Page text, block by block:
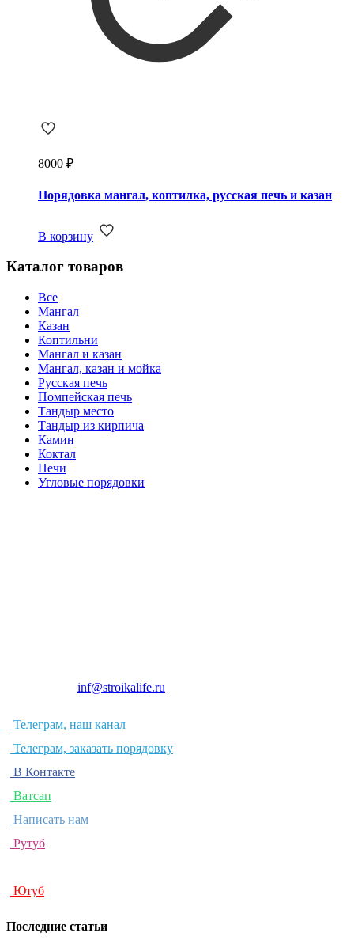
8000 ₽
Порядовка мангал, коптилка, русская печь и казан
В корзину
Каталог товаров
Все
Мангал
Казан
Коптильни
Мангал и казан
Мангал, казан и мойка
Русская печь
Помпейская печь
Тандыр место
Тандыр из кирпича
Камин
Коктал
Печи
Угловые порядовки
inf@stroikalife.ru
Телеграм, наш канал
Телеграм, заказать порядовку
В Контакте
Ватсап
Написать нам
Рутуб
Ютуб
Последние статьи